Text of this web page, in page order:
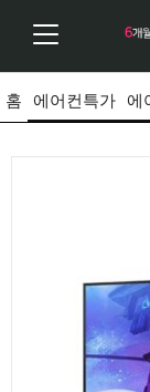
홈 에어컨특가 에